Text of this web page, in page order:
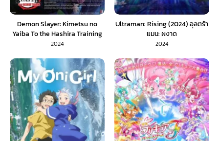
Demon Slayer: Kimetsu no
Yaiba To the Hashira Training
(2024) ดาบพิฆาตอสูร เดอะมูฟวี่
สอนของเสาหลัก
2024
Ultraman: Rising (2024) อุลตร้า
แมน: ผงาด
2024